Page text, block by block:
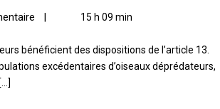
| 15 h 09 min
excédentaires d’oiseaux déprédateurs,